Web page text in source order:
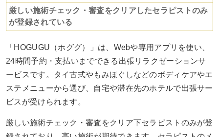
厳しい施術チェック・審査をクリアしたセラピストのみ
が登録されている
「HOGUGU（ホググ）」は、Webや専用アプリを使い、
24時間予約・支払いまでできる出張リラクゼーションサ
ービスです。タイ古式やもみほぐしなどのボディケアやエ
ステメニューから選び、自宅や滞在先のホテルで出張サー
ビスが受けられます。
厳しい施術チェック・審査をクリア下セラピストのみが登